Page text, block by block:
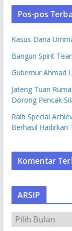
Pos-pos
Kasus Dana
Bangun Spirit
Gubernur Ahmad
Jateng Tuan
Dorong Pencak
Raih Special
Berhasil Hadirkan
Komentar
ARSIP